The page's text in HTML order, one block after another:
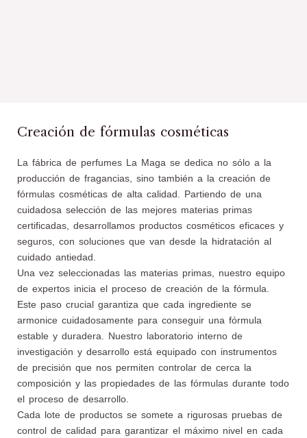
Creación de fórmulas cosméticas
La fábrica de perfumes La Maga se dedica no sólo a la
producción de fragancias, sino también a la creación de
fórmulas cosméticas de alta calidad. Partiendo de una
cuidadosa selección de las mejores materias primas
certificadas, desarrollamos productos cosméticos eficaces y
seguros, con soluciones que van desde la hidratación al
cuidado antiedad.
Una vez seleccionadas las materias primas, nuestro equipo
de expertos inicia el proceso de creación de la fórmula.
Este paso crucial garantiza que cada ingrediente se
armonice cuidadosamente para conseguir una fórmula
estable y duradera. Nuestro laboratorio interno de
investigación y desarrollo está equipado con instrumentos
de precisión que nos permiten controlar de cerca la
composición y las propiedades de las fórmulas durante todo
el proceso de desarrollo.
Cada lote de productos se somete a rigurosas pruebas de
control de calidad para garantizar el máximo nivel en cada